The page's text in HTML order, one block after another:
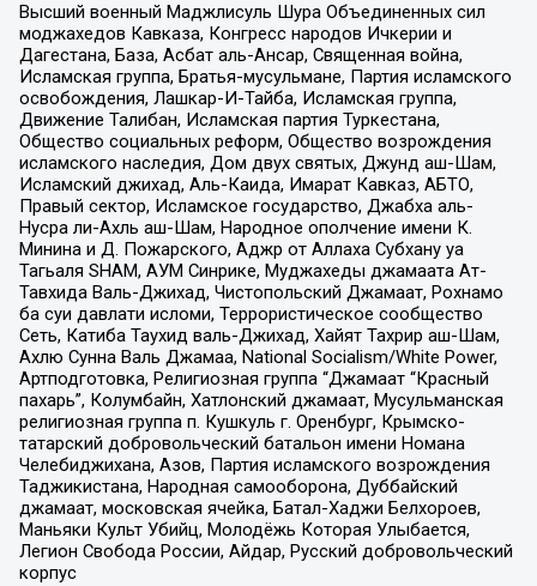
Высший военный Маджлисуль Шура Объединенных сил
моджахедов Кавказа, Конгресс народов Ичкерии и
Дагестана, База, Асбат аль-Ансар, Священная война,
Исламская группа, Братья-мусульмане, Партия исламского
освобождения, Лашкар-И-Тайба, Исламская группа,
Движение Талибан, Исламская партия Туркестана,
Общество социальных реформ, Общество возрождения
исламского наследия, Дом двух святых, Джунд аш-Шам,
Исламский джихад, Аль-Каида, Имарат Кавказ, АБТО,
Правый сектор, Исламское государство, Джабха аль-
Нусра ли-Ахль аш-Шам, Народное ополчение имени К.
Минина и Д. Пожарского, Аджр от Аллаха Субхану уа
Тагьаля SHAM, АУМ Синрике, Муджахеды джамаата Ат-
Тавхида Валь-Джихад, Чистопольский Джамаат, Рохнамо
ба суи давлати исломи, Террористическое сообщество
Сеть, Катиба Таухид валь-Джихад, Хайят Тахрир аш-Шам,
Ахлю Сунна Валь Джамаа, National Socialism/White Power,
Артподготовка, Религиозная группа “Джамаат “Красный
пахарь”, Колумбайн, Хатлонский джамаат, Мусульманская
религиозная группа п. Кушкуль г. Оренбург, Крымско-
татарский добровольческий батальон имени Номана
Челебиджихана, Азов, Партия исламского возрождения
Таджикистана, Народная самооборона, Дуббайский
джамаат, московская ячейка, Батал-Хаджи Белхороев,
Маньяки Культ Убийц, Молодёжь Которая Улыбается,
Легион Свобода России, Айдар, Русский добровольческий
корпус